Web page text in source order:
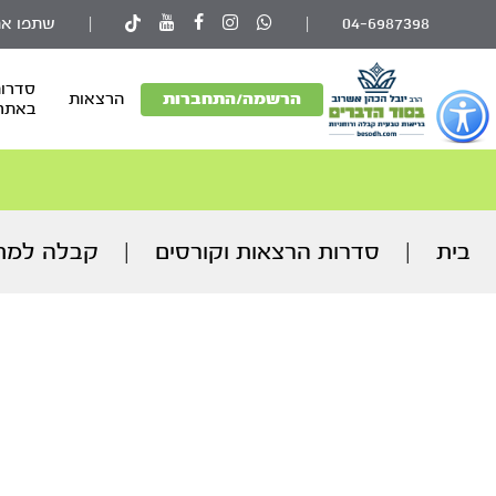
כפתור
לפתיחת
תפריט
נגישות
04-6987398 שתפו
הרשמה/התחברות הרצאות
בית סדרות הרצאות וקורסים קבלה